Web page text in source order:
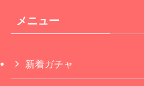
メニュー
新着ガチャ